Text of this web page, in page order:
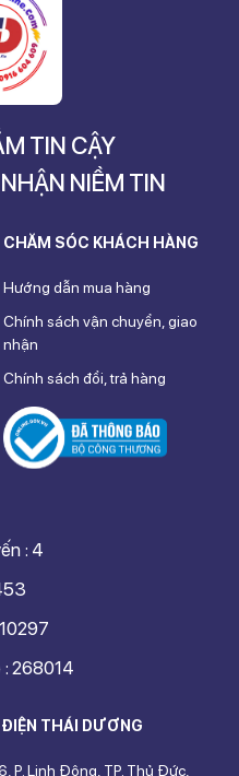
TIN CẬY
NIỀM TIN
THÁI DƯƠNG
P. Linh Đông, TP. Thủ Đức,
CHĂM SÓC KHÁCH HÀNG
Hướng dẫn mua hàng
Chính sách vận chuyển, giao
nhận
Chính sách đổi, trả hàng
: 268014
: 4